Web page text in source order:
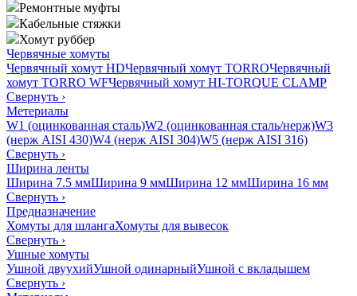
Ремонтные муфты
Кабельные стяжки
Хомут руббер
Червячные хомуты
Червячный хомут HDЧервячный хомут TORROЧервячный
хомут TORRO WFЧервячный хомут HI-TORQUE CLAMP
Свернуть ›
Метериалы
W1 (оцинкованная сталь)W2 (оцинкованная сталь/нерж)W3
(нерж AISI 430)W4 (нерж AISI 304)W5 (нерж AISI 316)
Свернуть ›
Ширина ленты
Ширина 7.5 ммШирина 9 ммШирина 12 ммШирина 16 мм
Свернуть ›
Предназначение
Хомуты для шлангаХомуты для вывесок
Свернуть ›
Ушные хомуты
Ушной двуухийУшной одинарныйУшной с вкладышем
Свернуть ›